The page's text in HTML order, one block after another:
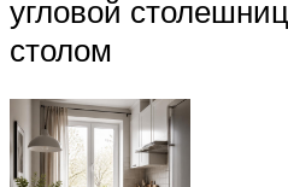
угловой
столом